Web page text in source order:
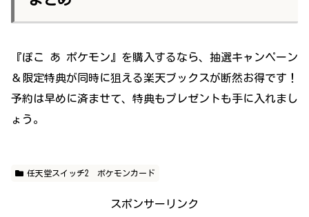
『ぽこ あ ポケモン』を購入するなら、抽選キャンペーン
＆限定特典が同時に狙える楽天ブックスが断然お得です！
予約は早めに済ませて、特典もプレゼントも手に入れまし
ょう。
任天堂スイッチ2 ポケモンカード
スポンサーリンク